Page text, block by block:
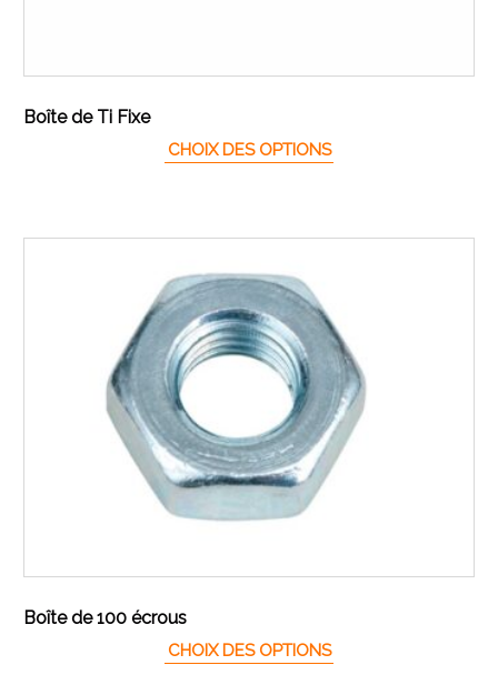
Boîte de Ti Fixe
CHOIX DES OPTIONS
Boîte de 100 écrous
CHOIX DES OPTIONS